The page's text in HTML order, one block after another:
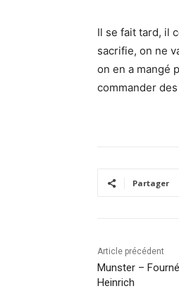
Il se fait tard, il
sacrifie, on ne
on en a mangé
commander
Partager
Article précédent
Munster –
Heinrich